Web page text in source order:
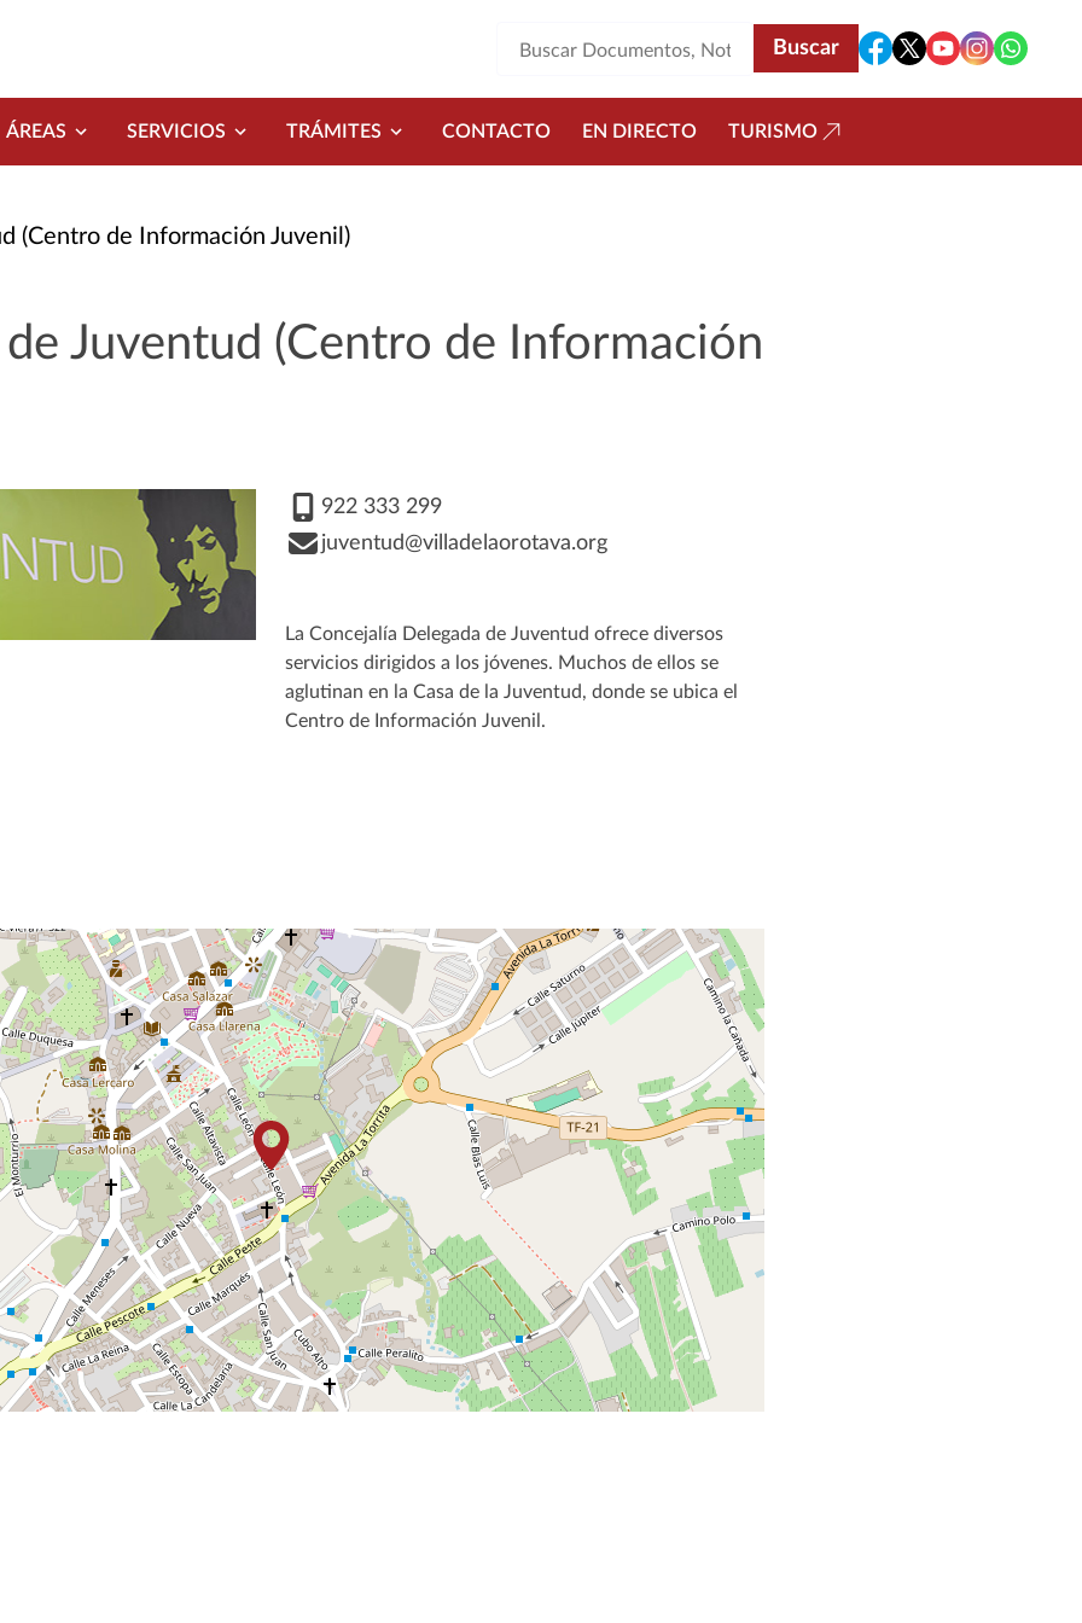
ÁREAS SERVICIOS TRÁMITES CONTACTO EN DIRECTO TURISMO
(Centro de Información Juvenil)
Juventud (Centro de Información
922 333 299
juventud@villadelaorotava.org
La Concejalía Delegada de Juventud ofrece diversos
servicios dirigidos a los jóvenes. Muchos de ellos se
aglutinan en la Casa de la Juventud, donde se ubica el
Centro de Información Juvenil.